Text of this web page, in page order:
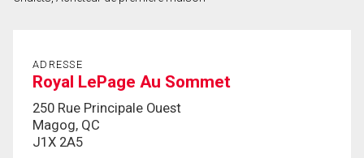
ADRESSE
Royal LePage Au Sommet
250 Rue Principale Ouest
Magog, QC
J1X 2A5